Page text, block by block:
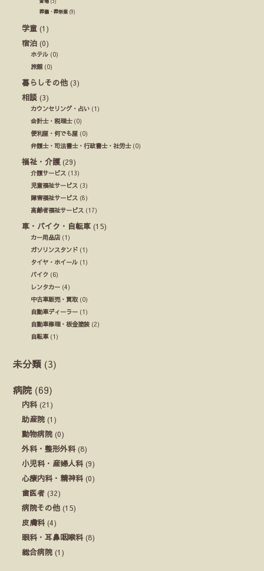
葬儀・葬祭業 (9)
学童 (1)
宿泊 (0)
ホテル (0)
旅館 (0)
暮らしその他 (3)
相談 (3)
カウンセリング・占い (1)
会計士・税理士(0)
便利屋・何でも屋 (0)
弁護士・司法書士・行政書士・社労士(0)
福祉・介護(29)
介護サービス (13)
児童福祉サービス (3)
障害福祉サービス (8)
高齢者福祉サービス (17)
車・バイク・自転車 (15)
カー用品店 (1)
ガソリンスタンド (1)
タイヤ・ホイール (1)
バイク (6)
レンタカー (4)
中古車販売・買取 (0)
自動車ディーラー (1)
自動車修理・板金塗装 (2)
自転車(1)
未分類 (3)
病院 (69)
内科 (21)
助産院 (1)
動物病院 (0)
外科・整形外科 (8)
小児科・産婦人科 (9)
心療内科・精神科 (0)
歯医者 (32)
病院その他 (15)
皮膚科 (4)
眼科・耳鼻咽喉科 (8)
総合病院 (1)